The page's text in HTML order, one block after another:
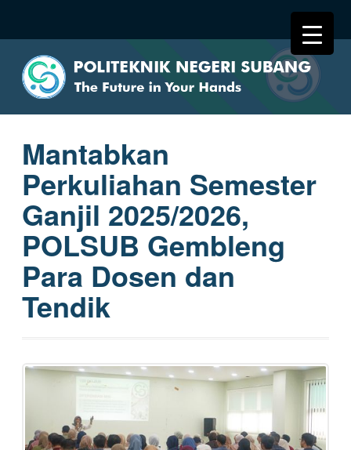
Mantabkan
Perkuliahan Semester
Ganjil 2025/2026,
POLSUB Gembleng
Para Dosen dan
Tendik